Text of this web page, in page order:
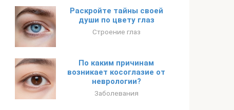
Раскройте тайны своей
души по цвету глаз
Строение глаз
По каким причинам
возникает косоглазие от
неврологии?
Заболевания